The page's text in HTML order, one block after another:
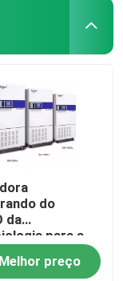
do
da
para a
Melhor preço